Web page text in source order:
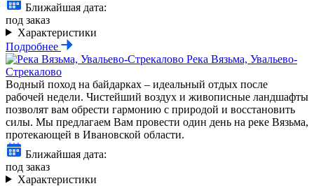
Ближайшая дата:
под заказ
Характеристики
Подробнее
Река Вязьма, Увальево-
Стрекалово
Водный поход на байдарках – идеальный отдых после
рабочей недели. Чистейший воздух и живописные ландшафты
позволят вам обрести гармонию с природой и восстановить
силы. Мы предлагаем Вам провести один день на реке Вязьма,
протекающей в Ивановской области.
Ближайшая дата:
под заказ
Характеристики